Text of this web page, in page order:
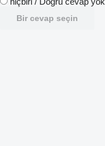
Bir cevap seçin